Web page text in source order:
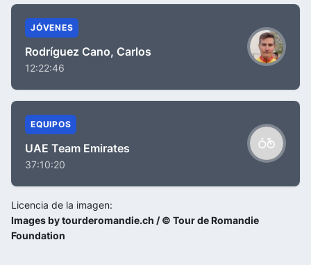
JÓVENES
Rodríguez Cano, Carlos
12:22:46
EQUIPOS
UAE Team Emirates
37:10:20
Licencia de la imagen:
Images by tourderomandie.ch / © Tour de Romandie
Foundation